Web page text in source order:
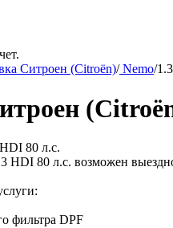
Ситроен (Citroën)/Nemo/
HDI 80 л.с. возможен
фильтра DPF